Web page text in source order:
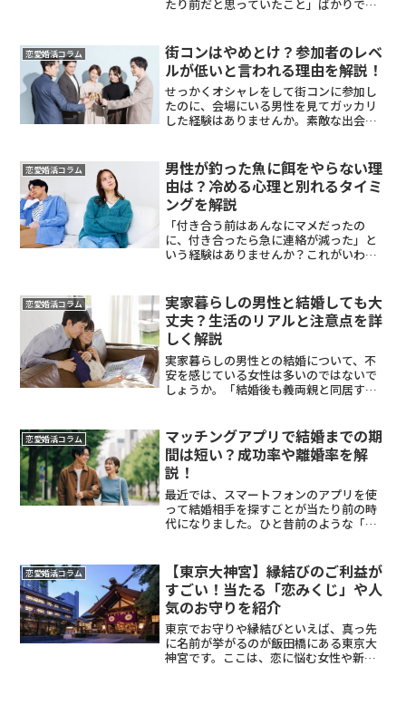
たり前だと思っていたこと」ばかりで
メカニズム、そして復縁につなげるため
の行動をわかりやすくまと...
恋愛婚活コラム
街コンはやめとけ？参加者のレベ
ルが低いと言われる理由を解説！
せっかくオシャレをして街コンに参加し
たのに、会場にいる男性を見てガッカリ
した経験はありませんか。素敵な出会い
う二度と行きたくないと感じてしまうの
も無理はありません。ネッ...
恋愛婚活コラム
男性が釣った魚に餌をやらない理
由は？冷める心理と別れるタイミ
ングを解説
「付き合う前はあんなにマメだったの
に、付き合ったら急に連絡が減った」と
いう経験はありませんか？これがいわゆ
度が変わったと感じている女性に向け
て、男性がそうなる心理・理由を...
恋愛婚活コラム
実家暮らしの男性と結婚しても大
丈夫？生活のリアルと注意点を詳
しく解説
実家暮らしの男性との結婚について、不
安を感じている女性は多いのではないで
しょうか。「結婚後も義両親と同居する
もあるでしょう。実家暮らしの男性との
結婚には、確かにメリット...
恋愛婚活コラム
マッチングアプリで結婚までの期
間は短い？成功率や離婚率を解
説！
最近では、スマートフォンのアプリを使
って結婚相手を探すことが当たり前の時
代になりました。ひと昔前のような「ネ
えるツールとして定着しています。しか
し、実際にアプリで出会っ...
恋愛婚活コラム
【東京大神宮】縁結びのご利益が
すごい！当たる「恋みくじ」や人
気のお守りを紹介
東京でお守りや縁結びといえば、真っ先
に名前が挙がるのが飯田橋にある東京大
神宮です。ここは、恋に悩む女性や新し